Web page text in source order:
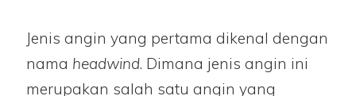
Jenis angin yang pertama dikenal dengan
nama headwind. Dimana jenis angin ini
merupakan salah satu angin yang